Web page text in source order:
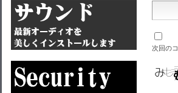
次回の